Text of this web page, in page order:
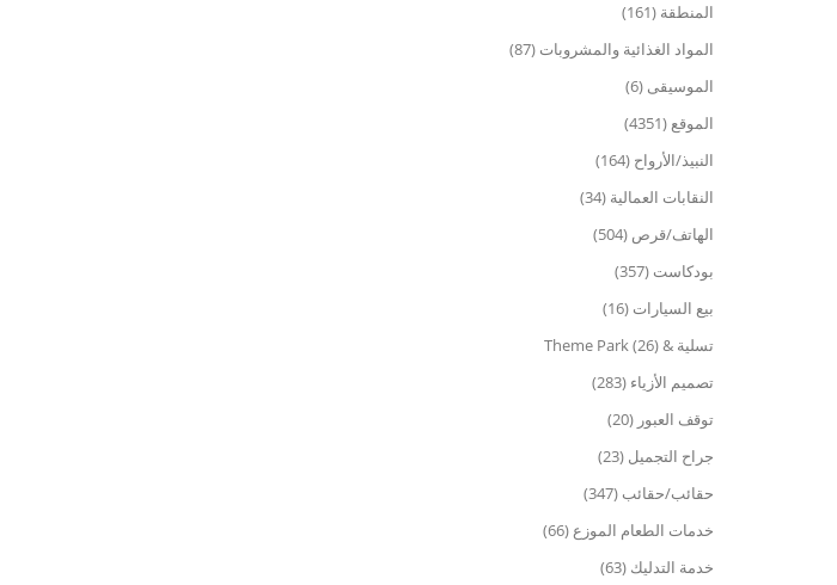
المنطقة (161)
المواد الغذائية والمشروبات (87)
الموسيقى (6)
الموقع (4351)
النبيذ/الأرواح (164)
النقابات العمالية (34)
الهاتف/قرص (504)
بودكاست (357)
بيع السيارات (16)
تسلية & Theme Park (26)
تصميم الأزياء (283)
توقف العبور (20)
جراح التجميل (23)
حقائب/حقائب (347)
خدمات الطعام الموزع (66)
خدمة التدليك (63)